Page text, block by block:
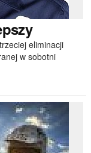
eliminacji
w sobotni